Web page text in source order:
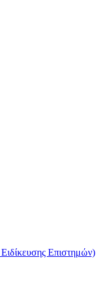
Επιστημών)